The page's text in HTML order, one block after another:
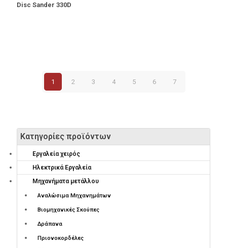
Disc Sander 330D
1 2 3 4 5 6 7
Κατηγορίες προϊόντων
Εργαλεία χειρός
Ηλεκτρικά Εργαλεία
Μηχανήματα μετάλλου
Αναλώσιμα Μηχανημάτων
Βιομηχανικές Σκούπες
Δράπανα
Πριονοκορδέλες